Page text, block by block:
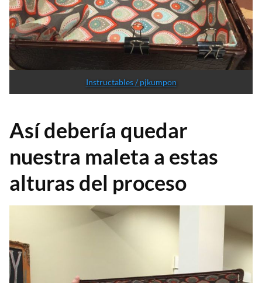
Instructables / pjkumpon
Así debería quedar
nuestra maleta a estas
alturas del proceso